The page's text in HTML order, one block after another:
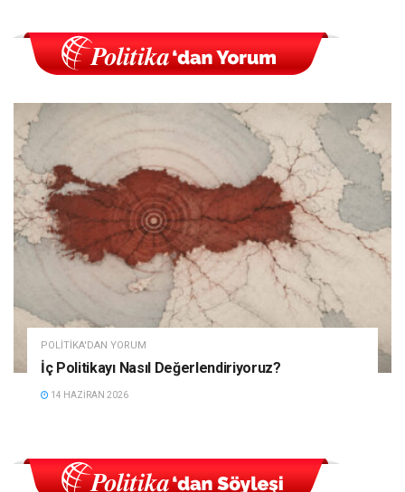
POLITIKA'DAN YORUM
İç Politikayı Nasıl Değerlendiriyoruz?
14 HAZIRAN 2026